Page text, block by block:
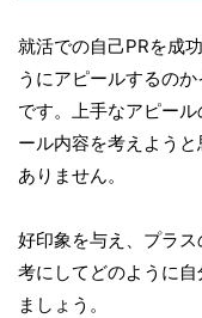
就活での自己PRを成
うにアピールするの
です。上手なアピー
ール内容を考えよう
ありません。
好印象を与え、プラ
考にしてどのように
ましょう。